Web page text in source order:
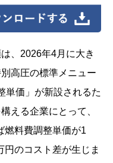
、2026年4月に大き
高圧の標準メニュー
単価」が新設されるた
える企業にとって、
燃料費調整単価が1
円のコスト差が生じま